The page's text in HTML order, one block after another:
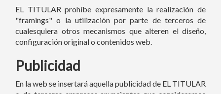
EL TITULAR prohíbe expresamente la realización de
"framings" o la utilización por parte de terceros de
cualesquiera otros mecanismos que alteren el diseño,
configuración original o contenidos web.
Publicidad
En la web se insertará aquella publicidad de EL TITULAR